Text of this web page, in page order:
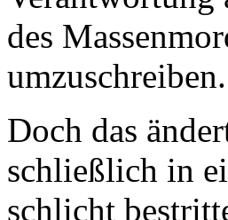
des
umzuschreiben.
Doch das
schließlich in
schlicht